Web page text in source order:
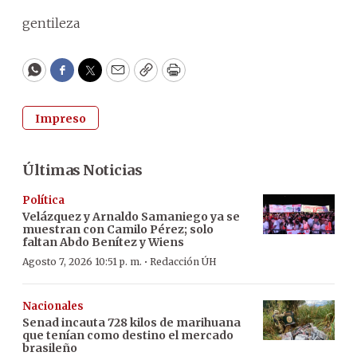
gentileza
WhatsApp
Facebook
Twitter
EmailCopyPrint
Impreso
Últimas Noticias
Política
Velázquez y Arnaldo Samaniego ya se
muestran con Camilo Pérez; solo
faltan Abdo Benítez y Wiens
Agosto 7, 2026 10:51 p. m. · Redacción ÚH
Nacionales
Senad incauta 728 kilos de marihuana
que tenían como destino el mercado
brasileño